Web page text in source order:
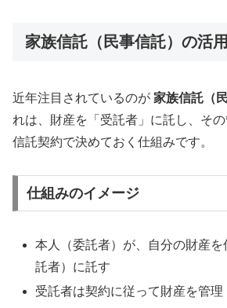
家族信託（民事信託）の活用
近年注目されているのが 家族信託（
れは、財産を「受託者」に託し、そ
信託契約で決めておく仕組みです。
仕組みのイメージ
本人（委託者）が、自分の財産
託者）に託す
受託者は契約に従って財産を管理